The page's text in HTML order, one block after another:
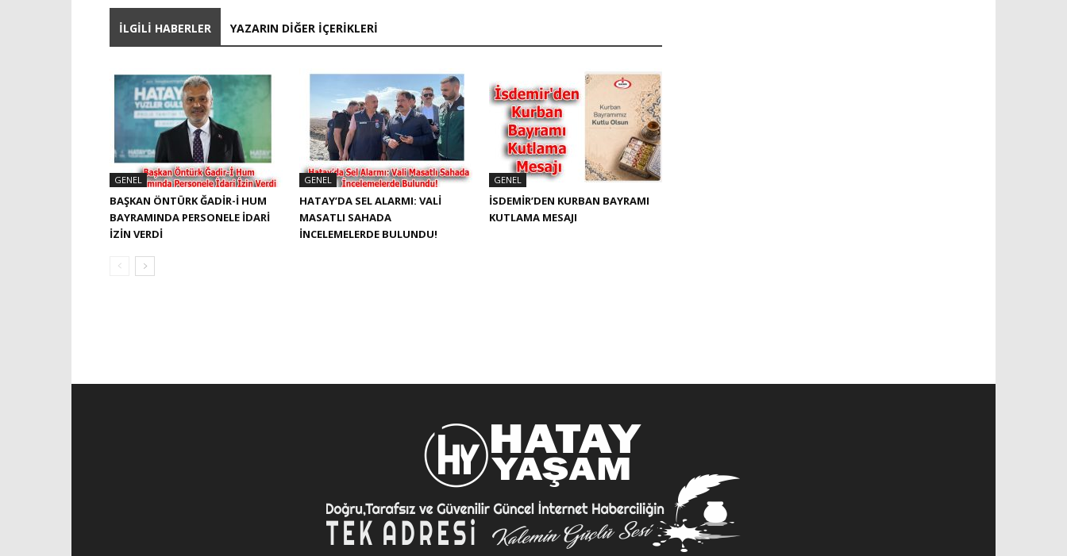
İLGILI HABERLER YAZARIN DIĞER İÇERIKLERI
GENEL
BAŞKAN ÖNTÜRK ĞADIR-İ HUM
BAYRAMINDA PERSONELE İDARI
İZIN VERDI
GENEL
HATAY’DA SEL ALARMI: VALI
MASATLI SAHADA
İNCELEMELERDE BULUNDU!
GENEL
İSDEMIR’DEN KURBAN BAYRAMI
KUTLAMA MESAJI